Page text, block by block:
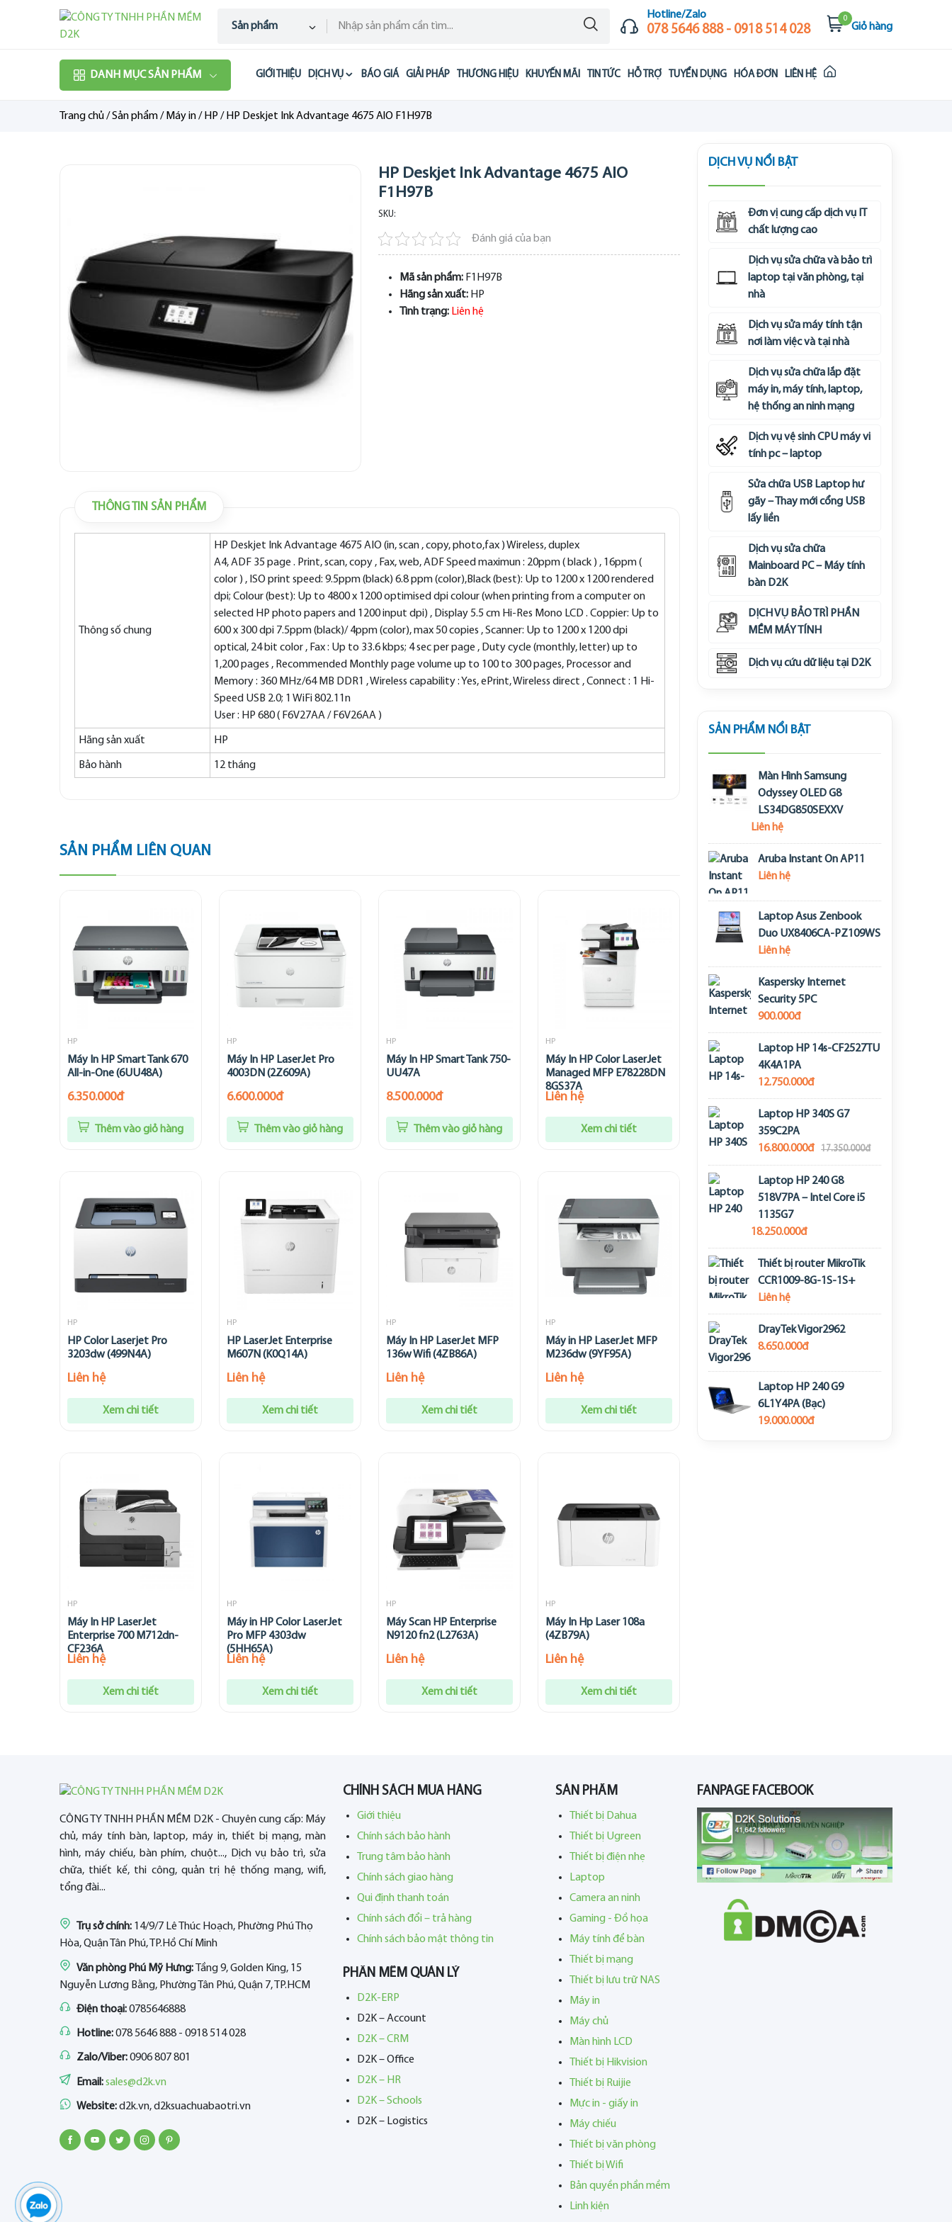
Sản phẩm
Hotline/Zalo
078 5646 888 - 0918 514 028
0
Giỏ hàng
DANH MỤC SẢN PHẨM GIỚI THIỆU DỊCH VỤ BÁO GIÁ GIẢI PHÁP THƯƠNG HIỆU KHUYẾN MÃI TIN TỨC HỖ TRỢ TUYỂN DỤNG HÓA ĐƠN LIÊN HỆ
Trang chủ/Sản phẩm/ Máy in/ HP / HP Deskjet Ink Advantage 4675 AlO F1H97B
HP Deskjet Ink Advantage 4675 AlO
F1H97B
SKU:
Đánh giá của bạn
Mã sản phẩm: F1H97B
Hãng sản xuất: HP
Tình trạng: Liên hệ
THÔNG TIN SẢN PHẨM
Thông số chung
HP Deskjet Ink Advantage 4675 AIO (in, scan , copy, photo,fax ) Wireless, duplex
A4, ADF 35 page . Print, scan, copy , Fax, web, ADF Speed maximun : 20ppm ( black ) , 16ppm (
color ) , ISO print speed: 9.5ppm (black) 6.8 ppm (color),Black (best): Up to 1200 x 1200 rendered
dpi; Colour (best): Up to 4800 x 1200 optimised dpi colour (when printing from a computer on
selected HP photo papers and 1200 input dpi) , Display 5.5 cm Hi-Res Mono LCD . Coppier: Up to
600 x 300 dpi 7.5ppm (black)/ 4ppm (color), max 50 copies , Scanner: Up to 1200 x 1200 dpi
optical, 24 bit color , Fax : Up to 33.6 kbps; 4 sec per page , Duty cycle (monthly, letter) up to
1,200 pages , Recommended Monthly page volume up to 100 to 300 pages, Processor and
Memory : 360 MHz/64 MB DDR1 , Wireless capability : Yes, ePrint, Wireless direct , Connect : 1 Hi-
Speed USB 2.0; 1 WiFi 802.11n
User : HP 680 ( F6V27AA / F6V26AA )
Hãng sản xuất HP
Bảo hành 12 tháng
SẢN PHẨM LIÊN QUAN
HP
Máy In HP Smart Tank 670
All-in-One (6UU48A)
6.350.000đ
Thêm vào giỏ hàng
HP
Máy In HP LaserJet Pro
4003DN (2Z609A)
6.600.000đ
Thêm vào giỏ hàng
HP
Máy In HP Smart Tank 750-
UU47A
8.500.000đ
Thêm vào giỏ hàng
HP
Máy In HP Color LaserJet
Managed MFP E78228DN
8GS37A
Liên hệ
Xem chi tiết
HP
HP Color Laserjet Pro
3203dw (499N4A)
Liên hệ
Xem chi tiết
HP
HP LaserJet Enterprise
M607N (K0Q14A)
Liên hệ
Xem chi tiết
HP
Máy In HP LaserJet MFP
136w Wifi (4ZB86A)
Liên hệ
Xem chi tiết
HP
Máy in HP LaserJet MFP
M236dw (9YF95A)
Liên hệ
Xem chi tiết
HP
Máy In HP LaserJet
Enterprise 700 M712dn-
CF236A
Liên hệ
Xem chi tiết
HP
Máy in HP Color LaserJet
Pro MFP 4303dw
(5HH65A)
Liên hệ
Xem chi tiết
HP
Máy Scan HP Enterprise
N9120 fn2 (L2763A)
Liên hệ
Xem chi tiết
HP
Máy In Hp Laser 108a
(4ZB79A)
Liên hệ
Xem chi tiết
DỊCH VỤ NỔI BẬT
Đơn vị cung cấp dịch vụ IT
chất lượng cao
Dịch vụ sửa chữa và bảo trì
laptop tại văn phòng, tại
nhà
Dịch vụ sửa máy tính tận
nơi làm việc và tại nhà
Dịch vụ sửa chữa lắp đặt
máy in, máy tính, laptop,
hệ thống an ninh mạng
Dịch vụ vệ sinh CPU máy vi
tính pc – laptop
Sửa chữa USB Laptop hư
gãy – Thay mới cổng USB
lấy liền
Dịch vụ sửa chữa
Mainboard PC – Máy tính
bàn D2K
DỊCH VỤ BẢO TRÌ PHẦN
MỀM MÁY TÍNH
Dịch vụ cứu dữ liệu tại D2K
SẢN PHẨM NỔI BẬT
Màn Hình Samsung
Odyssey OLED G8
LS34DG850SEXXV
Liên hệ
Aruba Instant On AP11
Liên hệ
Laptop Asus Zenbook
Duo UX8406CA-PZ109WS
Liên hệ
Kaspersky Internet
Security 5PC
900.000đ
Laptop HP 14s-CF2527TU
4K4A1PA
12.750.000đ
Laptop HP 340S G7
359C2PA
16.800.000đ
17.350.000đ
Laptop HP 240 G8
518V7PA – Intel Core i5
1135G7
18.250.000đ
Thiết bị router MikroTik
CCR1009-8G-1S-1S+
Liên hệ
DrayTek Vigor2962
8.650.000đ
Laptop HP 240 G9
6L1Y4PA (Bạc)
19.000.000đ
CÔNG TY TNHH PHẦN MỀM D2K - Chuyên cung cấp: Máy
chủ, máy tính bàn, laptop, máy in, thiết bị mạng, màn
hình, máy chiếu, bàn phím, chuột..., Dịch vụ bảo trì, sửa
chữa, thiết kế, thi công, quản trị hệ thống mạng, wifi,
tổng đài...
Trụ sở chính: 14/9/7 Lê Thúc Hoạch, Phường Phú Thọ
Hòa, Quận Tân Phú, TP.Hồ Chí Minh
Văn phòng Phú Mỹ Hưng:
Tầng 9, Golden King, 15
Nguyễn Lương Bằng, Phường Tân Phú, Quận 7, TP.HCM
Điện thoại:0785646888
Hotline:078 5646 888 - 0918 514 028
Zalo/Viber:0906 807 801
Email:sales@d2k.vn
Website:d2k.vn, d2ksuachuabaotri.vn
CHÍNH SÁCH MUA HÀNG
Giới thiệu
Chính sách bảo hành
Trung tâm bảo hành
Chính sách giao hàng
Qui định thanh toán
Chính sách đổi – trả hàng
Chính sách bảo mật thông tin
PHẦN MỀM QUẢN LÝ
D2K-ERP
D2K – Account
D2K – CRM
D2K – Office
D2K – HR
D2K – Schools
D2K – Logistics
SẢN PHẨM
Thiết bị Dahua
Thiết bị Ugreen
Thiết bị điện nhẹ
Laptop
Camera an ninh
Gaming - Đồ họa
Máy tính để bàn
Thiết bị mạng
Thiết bị lưu trữ NAS
Máy in
Máy chủ
Màn hình LCD
Thiết bị Hikvision
Thiết bị Ruijie
Mực in - giấy in
Máy chiếu
Thiết bị văn phòng
Thiết bị Wifi
Bản quyền phần mềm
Linh kiện
FANPAGE FACEBOOK